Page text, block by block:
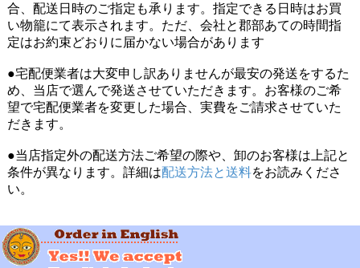
合、配送日時のご指定も承ります。指定できる日時はお買
い物籠にて表示されます。ただ、会社と郡部あての時間指
定はお約束どおりに届かない場合があります
●宅配便業者は大変申し訳ありませんが最安の発送をするた
め、当店で選んで発送させていただきます。お客様のご希
望で宅配便業者を変更した場合、実費をご請求させていた
だきます。
●当店指定外の配送方法ご希望の際や、卸のお客様は上記と
条件が異なります。詳細は配送方法と送料をお読みくださ
い。